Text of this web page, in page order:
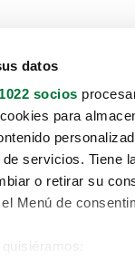
datos
socios
para
servicios. Tiene
o retirar su
Menú de